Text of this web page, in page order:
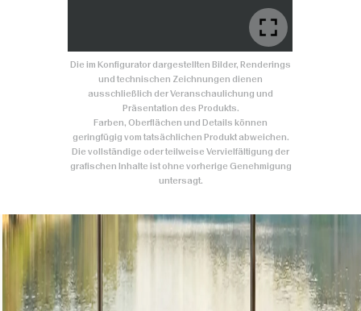
Die im Konfigurator dargestellten Bilder, Renderings
und technischen Zeichnungen dienen
ausschließlich der Veranschaulichung und
Präsentation des Produkts.
Farben, Oberflächen und Details können
geringfügig vom tatsächlichen Produkt abweichen.
Die vollständige oder teilweise Vervielfältigung der
grafischen Inhalte ist ohne vorherige Genehmigung
untersagt.